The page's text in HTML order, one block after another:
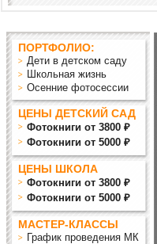
ПОРТФОЛИО:
Дети в детском саду
Школьная жизнь
Осенние фотосессии
ЦЕНЫ ДЕТСКИЙ САД
Фотокниги от 3800 ₽
Фотокниги от 5000 ₽
ЦЕНЫ ШКОЛА
Фотокниги от 3800 ₽
Фотокниги от 5000 ₽
МАСТЕР-КЛАССЫ
График проведения МК